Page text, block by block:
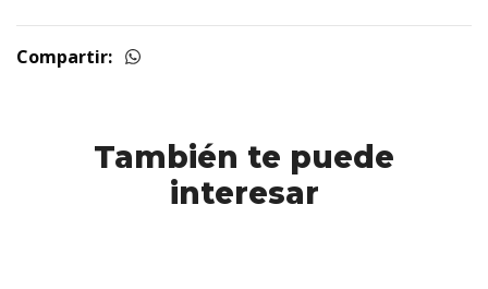
Compartir:
También te puede
interesar